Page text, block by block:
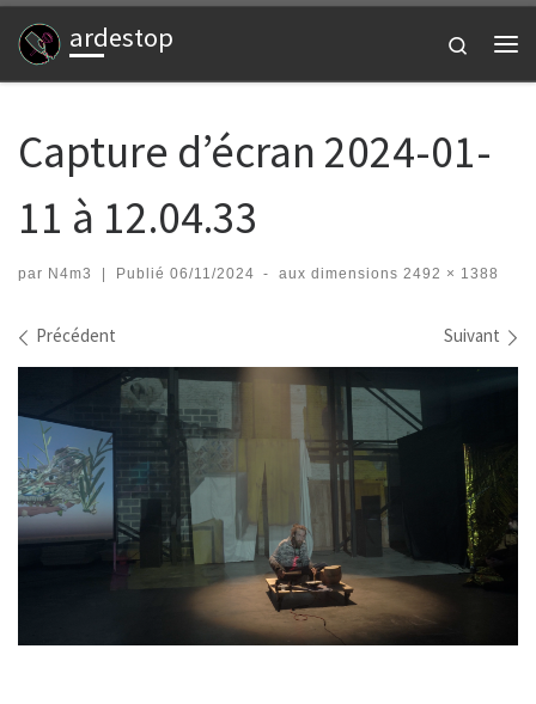
Passer au contenu
ardestop
Search
Capture d’écran 2024-01-
11 à 12.04.33
par N4m3 Publié 06/11/2024 - aux dimensions 2492 × 1388
Navigation des images
Précédent Suivant